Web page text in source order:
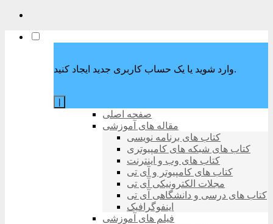
وارد شوید یا یک حساب کاربری جدید ایجاد کنید.
صفحه اصلی
مقاله های آموزشی
کتاب های برنامه نویسی
کتاب های شبکه های کامپیوتری
کتاب های وب و اینترنت
کتاب های کامپیوتر و آی تی
مجلات الکترونیکی آی تی
کتاب های درسی و دانشگاهی آی تی
اینفوگرافیک
فیلم های آموزشی